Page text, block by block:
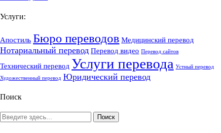
Услуги:
Апостиль Бюро переводов Медицинский перевод
Нотариальный перевод Перевод видео Перевод сайтов
Технический перевод Услуги перевода Устный перевод
Художественный перевод Юридический перевод
Поиск